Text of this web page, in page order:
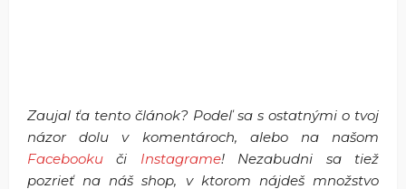
Zaujal ťa tento článok? Podeľ sa s ostatnými o tvoj
názor dolu v komentároch, alebo na našom
Facebooku či Instagrame! Nezabudni sa tiež
pozrieť na náš shop, v ktorom nájdeš množstvo